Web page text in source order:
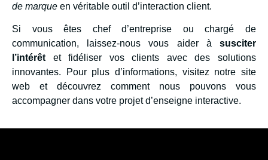
de marque en véritable outil d’interaction client.
Si vous êtes chef d’entreprise ou chargé de
communication, laissez-nous vous aider à susciter
l’intérêt et fidéliser vos clients avec des solutions
innovantes. Pour plus d’informations, visitez notre site
web et découvrez comment nous pouvons vous
accompagner dans votre projet d’enseigne interactive.